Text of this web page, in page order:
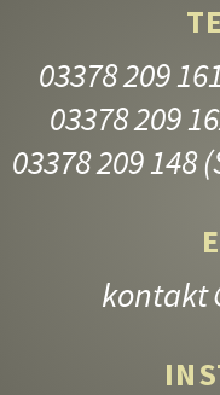
03378 209 161
03378 209
03378 209 148
kontakt